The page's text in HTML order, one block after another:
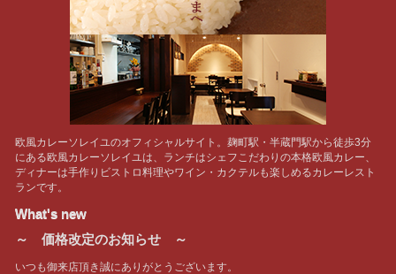
欧風カレーソレイユのオフィシャルサイト。麹町駅・半蔵門駅から徒歩3分
にある欧風カレーソレイユは、ランチはシェフこだわりの本格欧風カレー、
ディナーは手作りビストロ料理やワイン・カクテルも楽しめるカレーレスト
ランです。
What's new
～ 価格改定のお知らせ ～
いつも御来店頂き誠にありがとうございます。